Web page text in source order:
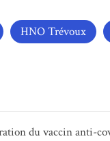
HNO Trévoux
du vaccin anti-